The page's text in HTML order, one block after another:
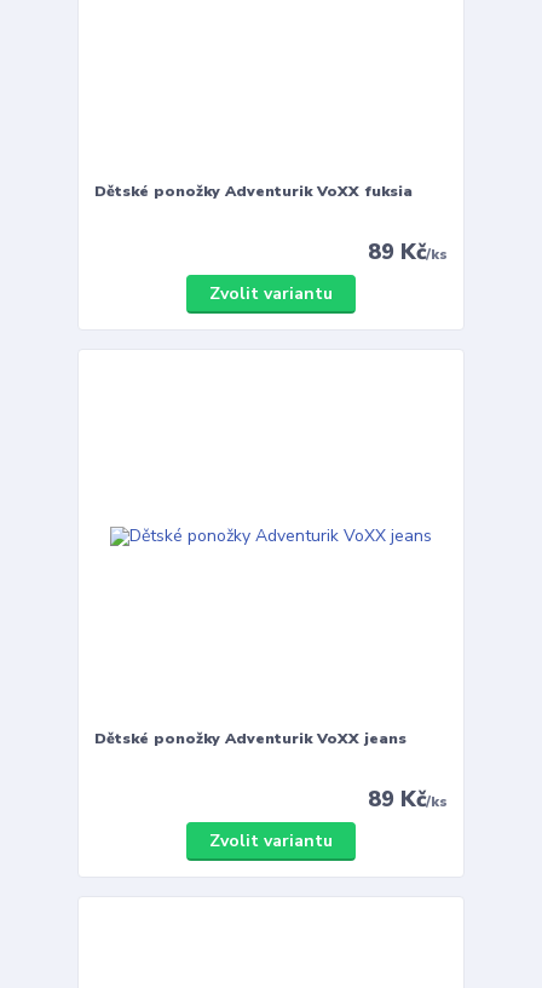
Dětské ponožky Adventurik VoXX fuksia
89 Kč/ks
Zvolit variantu
Dětské ponožky Adventurik VoXX jeans
89 Kč/ks
Zvolit variantu